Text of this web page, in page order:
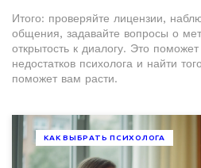
Итого: проверяйте лицензии,
общения, задавайте вопросы о
открытость к диалогу. Это
недостатков психолога и найти
поможет вам расти.
КАК ВЫБРАТЬ ПСИХОЛОГА